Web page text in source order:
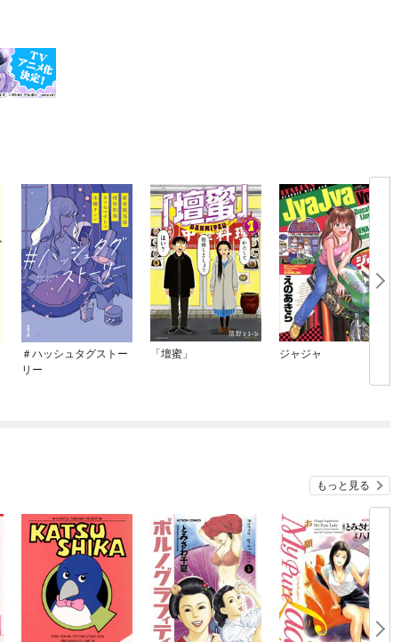
＃ハッシュタグストー
リー
「壇蜜」 ジャジャ
もっと見る